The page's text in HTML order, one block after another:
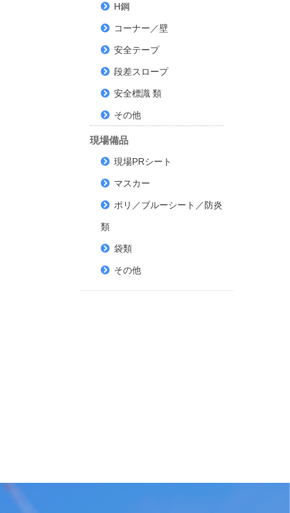
H鋼
コーナー／壁
安全テープ
段差スロープ
安全標識 類
その他
現場備品
現場PRシート
マスカー
ポリ／ブルーシート／防炎
類
袋類
その他